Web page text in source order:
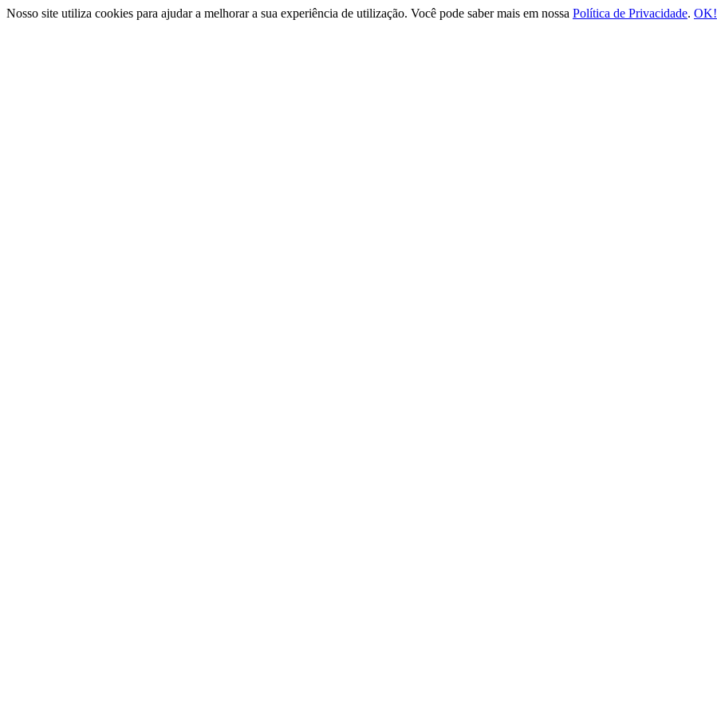
Nosso site utiliza cookies para ajudar a melhorar a sua experiência de utilização. Você pode saber mais em nossa Política de Privacidade. OK!